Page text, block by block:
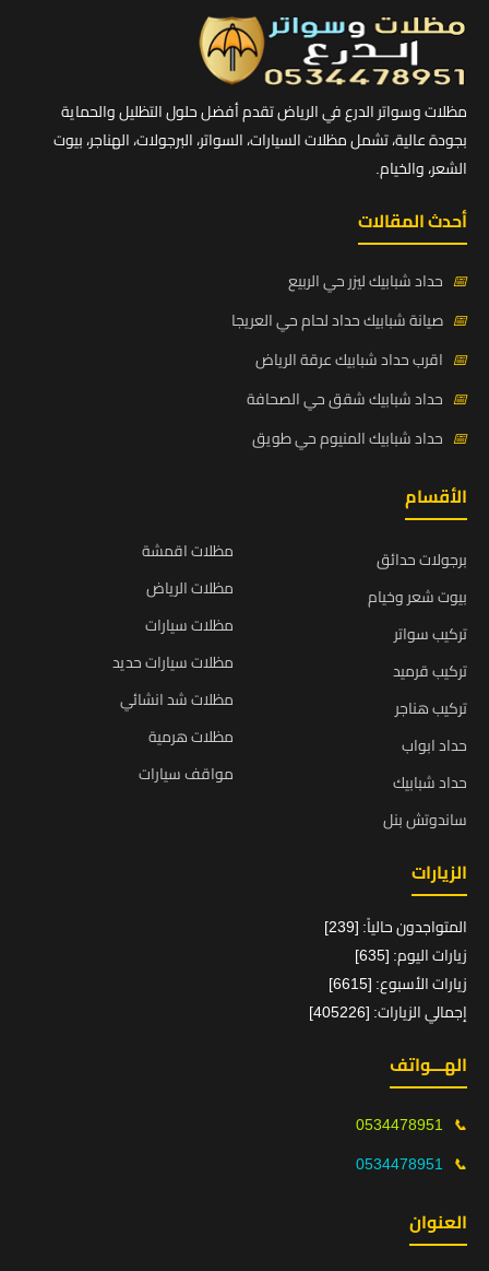
مظلات وسواتر الدرع في الرياض تقدم أفضل حلول التظليل والحماية
بجودة عالية، تشمل مظلات السيارات، السواتر، البرجولات، الهناجر، بيوت
الشعر، والخيام.
أحدث المقالات
📅 حداد شبابيك ليزر حي الربيع
📅 صيانة شبابيك حداد لحام حي العريجا
📅 اقرب حداد شبابيك عرقة الرياض
📅 حداد شبابيك شقق حي الصحافة
📅 حداد شبابيك المنيوم حي طويق
الأقسام
برجولات حدائق
بيوت شعر وخيام
تركيب سواتر
تركيب قرميد
تركيب هناجر
حداد ابواب
حداد شبابيك
ساندوتش بنل
مظلات اقمشة
مظلات الرياض
مظلات سيارات
مظلات سيارات حديد
مظلات شد انشائي
مظلات هرمية
مواقف سيارات
الزيارات
المتواجدون حالياً: [239]
زيارات اليوم: [635]
زيارات الأسبوع: [6615]
إجمالي الزيارات: [405226]
الهـــواتف
📞
0534478951
📞
0534478951
العنوان